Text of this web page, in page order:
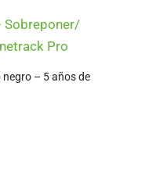
Sobreponer/
Pro
– 5 años de